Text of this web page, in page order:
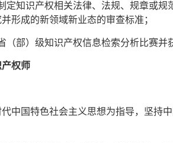
定知识产权相关法律、法规、规章或
形成的新领域新业态的审查标准；
（部）级知识产权信息检索分析比赛并
产权师
中国特色社会主义思想为指导，坚持